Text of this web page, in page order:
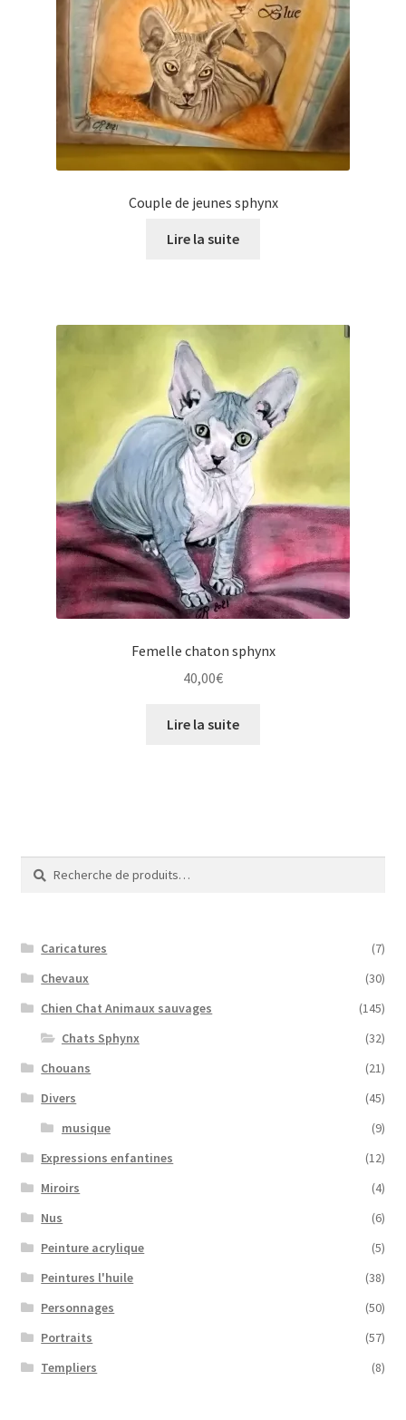
Couple de jeunes sphynx
Lire la suite
Femelle chaton sphynx
40,00€
Lire la suite
Recherche
pour :
Recherche
Caricatures
(7)
Chevaux
(30)
Chien Chat Animaux sauvages
(145)
Chats Sphynx
(32)
Chouans
(21)
Divers
(45)
musique
(9)
Expressions enfantines
(12)
Miroirs
(4)
Nus
(6)
Peinture acrylique
(5)
Peintures l'huile
(38)
Personnages
(50)
Portraits
(57)
Templiers
(8)